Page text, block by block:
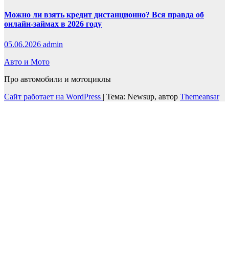
Можно ли взять кредит дистанционно? Вся правда об
онлайн-займах в 2026 году
05.06.2026 admin
Авто и Мото
Про автомобили и мотоциклы
Сайт работает на WordPress | Тема: Newsup, автор Themeansar